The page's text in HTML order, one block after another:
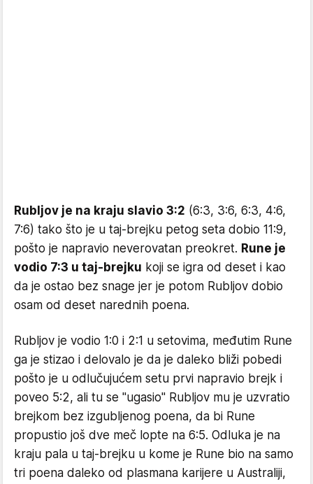
Rubljov je na kraju slavio 3:2 (6:3, 3:6, 6:3, 4:6,
7:6) tako što je u taj-brejku petog seta dobio 11:9,
pošto je napravio neverovatan preokret. Rune je
vodio 7:3 u taj-brejku koji se igra od deset i kao
da je ostao bez snage jer je potom Rubljov dobio
osam od deset narednih poena.
Rubljov je vodio 1:0 i 2:1 u setovima, međutim Rune
ga je stizao i delovalo je da je daleko bliži pobedi
pošto je u odlučujućem setu prvi napravio brejk i
poveo 5:2, ali tu se "ugasio" Rubljov mu je uzvratio
brejkom bez izgubljenog poena, da bi Rune
propustio još dve meč lopte na 6:5. Odluka je na
kraju pala u taj-brejku u kome je Rune bio na samo
tri poena daleko od plasmana karijere u Australiji,